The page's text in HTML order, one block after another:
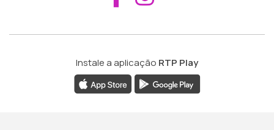
Instale a aplicação RTP Play